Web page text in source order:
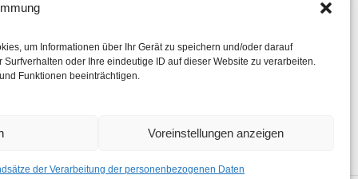
um Informationen über Ihr Gerät zu speichern und/oder darauf
oder Ihre eindeutige ID auf dieser Website zu verarbeiten.
Funktionen beeinträchtigen.
Voreinstellungen anzeigen
der Verarbeitung der personenbezogenen Daten